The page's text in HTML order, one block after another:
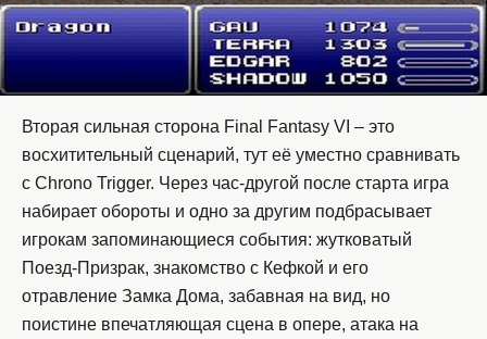
Вторая сильная сторона Final Fantasy VI – это
восхитительный сценарий, тут её уместно сравнивать
с Chrono Trigger. Через час-другой после старта игра
набирает обороты и одно за другим подбрасывает
игрокам запоминающиеся события: жутковатый
Поезд-Призрак, знакомство с Кефкой и его
отравление Замка Дома, забавная на вид, но
поистине впечатляющая сцена в опере, атака на